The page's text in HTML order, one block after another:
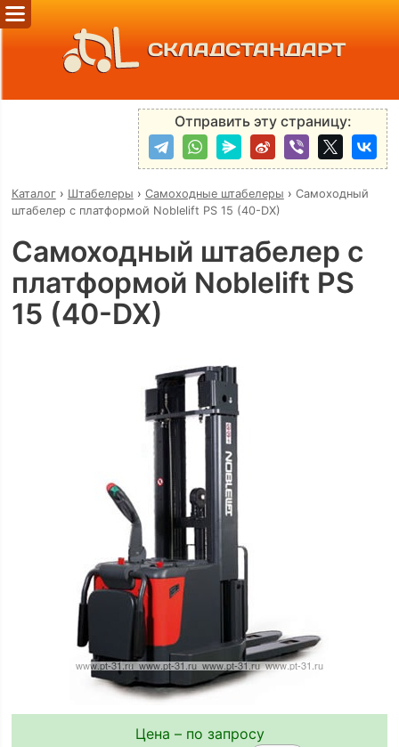
СКЛАДСТАНДАРТ
Отправить эту страницу:
Каталог› Штабелеры › Самоходные штабелеры › Самоходный
штабелер с платформой Noblelift PS 15 (40-DX)
Самоходный штабелер с
платформой Noblelift PS
15 (40-DX)
Цена – по запросу